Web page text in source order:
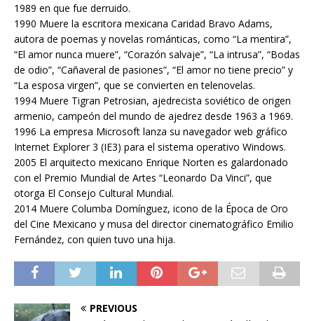
1989 en que fue derruido.
1990 Muere la escritora mexicana Caridad Bravo Adams,
autora de poemas y novelas románticas, como “La mentira”,
“El amor nunca muere”, “Corazón salvaje”, “La intrusa”, “Bodas
de odio”, “Cañaveral de pasiones”, “El amor no tiene precio” y
“La esposa virgen”, que se convierten en telenovelas.
1994 Muere Tigran Petrosian, ajedrecista soviético de origen
armenio, campeón del mundo de ajedrez desde 1963 a 1969.
1996 La empresa Microsoft lanza su navegador web gráfico
Internet Explorer 3 (IE3) para el sistema operativo Windows.
2005 El arquitecto mexicano Enrique Norten es galardonado
con el Premio Mundial de Artes “Leonardo Da Vinci”, que
otorga El Consejo Cultural Mundial.
2014 Muere Columba Domínguez, icono de la Época de Oro
del Cine Mexicano y musa del director cinematográfico Emilio
Fernández, con quien tuvo una hija.
PREVIOUS